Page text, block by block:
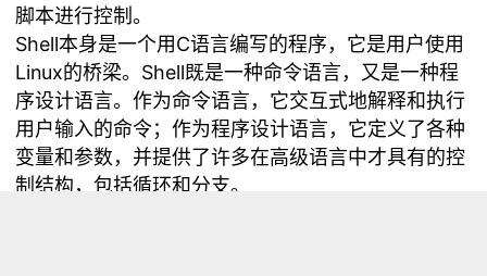
脚本进行控制。
Shell本身是一个用C语言编写的程序，它是用户使用
Linux的桥梁。Shell既是一种命令语言，又是一种程
序设计语言。作为命令语言，它交互式地解释和执行
用户输入的命令；作为程序设计语言，它定义了各种
变量和参数，并提供了许多在高级语言中才具有的控
制结构，包括循环和分支。